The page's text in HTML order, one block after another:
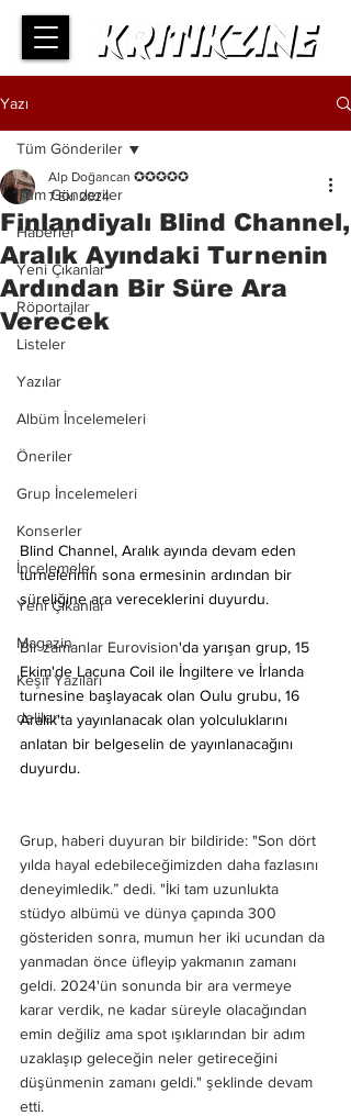
Yazı
Tüm Gönderiler
Haberler
Yeni Çıkanlar
Röportajlar
Listeler
Yazılar
Albüm İncelemeleri
Öneriler
Grup İncelemeleri
Konserler
İncelemeler
Yeni Çıkanlar
Magazin
Keşif Yazıları
deliler
Tüm Gönderiler
Finlandiyalı Blind Channel,
Aralık Ayındaki Turnenin
Ardından Bir Süre Ara
Verecek
Alp Doğancan ✪✪✪✪✪
7 Eki 2024
Blind Channel, Aralık ayında devam eden
turnelerinin sona ermesinin ardından bir
süreliğine ara vereceklerini duyurdu.
Bir zamanlar Eurovision'da yarışan grup, 15
Ekim'de Lacuna Coil ile İngiltere ve İrlanda
turnesine başlayacak olan Oulu grubu, 16
Aralık'ta yayınlanacak olan yolculuklarını
anlatan bir belgeselin de yayınlanacağını
duyurdu.
Grup, haberi duyuran bir bildiride: "Son dört
yılda hayal edebileceğimizden daha fazlasını
deneyimledik.” dedi. "İki tam uzunlukta
stüdyo albümü ve dünya çapında 300
gösteriden sonra, mumun her iki ucundan da
yanmadan önce üfleyip yakmanın zamanı
geldi. 2024'ün sonunda bir ara vermeye
karar verdik, ne kadar süreyle olacağından
emin değiliz ama spot ışıklarından bir adım
uzaklaşıp geleceğin neler getireceğini
düşünmenin zamanı geldi." şeklinde devam
etti.